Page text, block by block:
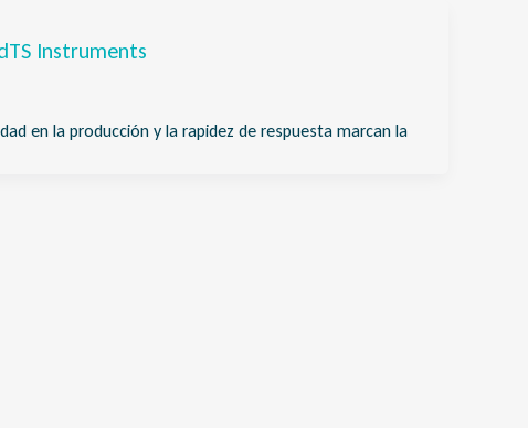
Instruments
en la producción y la rapidez de respuesta marcan la